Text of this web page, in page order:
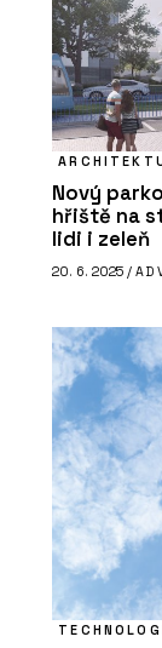
Nový
hřiště na
lidi i zeleň
20. 6. 2025 /